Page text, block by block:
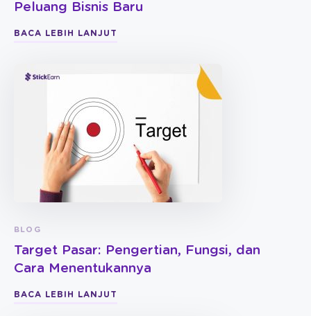
Peluang Bisnis Baru
BACA LEBIH LANJUT
BLOG
Target Pasar: Pengertian, Fungsi, dan
Cara Menentukannya
BACA LEBIH LANJUT